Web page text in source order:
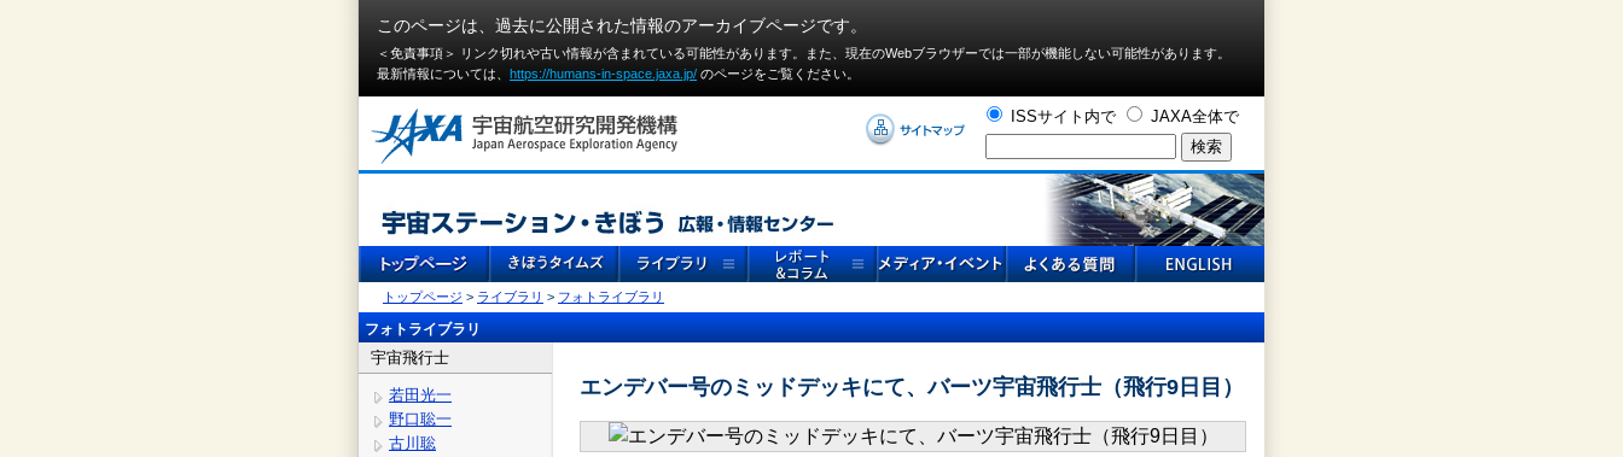
このページは、過去に公開された情報のアーカイブページです。
＜免責事項＞ リンク切れや古い情報が含まれている可能性があります。また、現在のWebブラウザーでは⼀部が機能しない可能性があります。
最新情報については、 https://humans-in-space.jaxa.jp/ のページをご覧ください。
ISSサイト内で JAXA全体で
トップページ > ライブラリ > フォトライブラリ
フォトライブラリ
宇宙飛行士
若田光一
野口聡一
古川聡
エンデバー号のミッドデッキにて、バーツ宇宙飛行士（飛行9日目）